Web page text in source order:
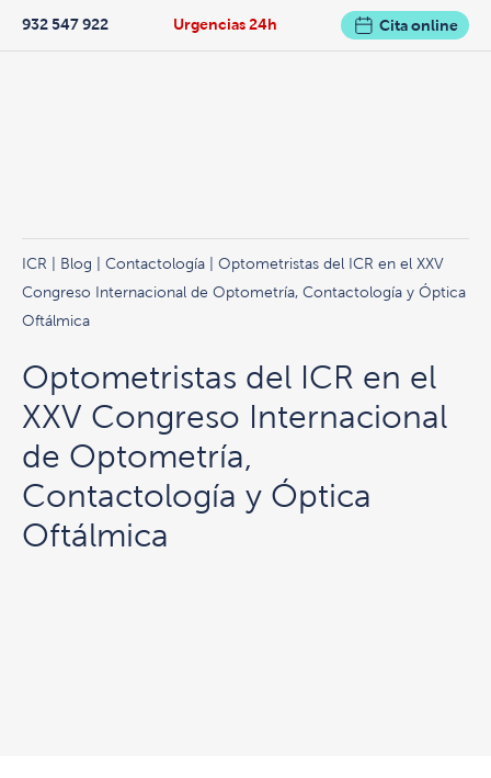
Urgencias 24h
932 547 922 Cita online
ICR Blog Contactología | Optometristas del ICR en el XXV
Congreso Internacional de Optometría, Contactología y Óptica
Oftálmica
Optometristas del ICR en el
XXV Congreso Internacional
de Optometría,
Contactología y Óptica
Oftálmica